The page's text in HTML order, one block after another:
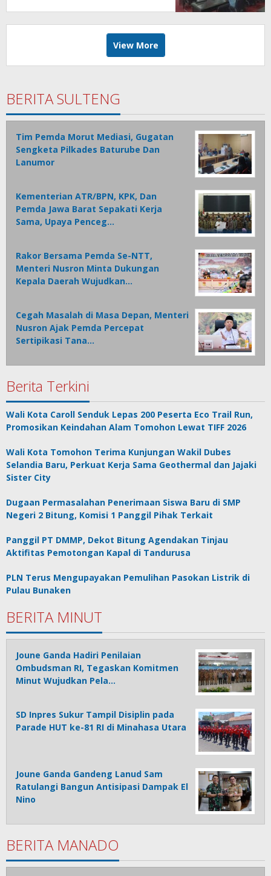
View More
BERITA SULTENG
Tim Pemda Morut Mediasi, Gugatan
Sengketa Pilkades Baturube Dan
Lanumor
Kementerian ATR/BPN, KPK, Dan
Pemda Jawa Barat Sepakati Kerja
Sama, Upaya Penceg…
Rakor Bersama Pemda Se-NTT,
Menteri Nusron Minta Dukungan
Kepala Daerah Wujudkan…
Cegah Masalah di Masa Depan, Menteri
Nusron Ajak Pemda Percepat
Sertipikasi Tana…
Berita Terkini
Wali Kota Caroll Senduk Lepas 200 Peserta Eco Trail Run,
Promosikan Keindahan Alam Tomohon Lewat TIFF 2026
Wali Kota Tomohon Terima Kunjungan Wakil Dubes
Selandia Baru, Perkuat Kerja Sama Geothermal dan Jajaki
Sister City
Dugaan Permasalahan Penerimaan Siswa Baru di SMP
Negeri 2 Bitung, Komisi 1 Panggil Pihak Terkait
Panggil PT DMMP, Dekot Bitung Agendakan Tinjau
Aktifitas Pemotongan Kapal di Tandurusa
PLN Terus Mengupayakan Pemulihan Pasokan Listrik di
Pulau Bunaken
BERITA MINUT
Joune Ganda Hadiri Penilaian
Ombudsman RI, Tegaskan Komitmen
Minut Wujudkan Pela…
SD Inpres Sukur Tampil Disiplin pada
Parade HUT ke-81 RI di Minahasa Utara
Joune Ganda Gandeng Lanud Sam
Ratulangi Bangun Antisipasi Dampak El
Nino
BERITA MANADO